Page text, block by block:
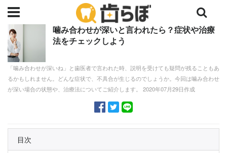
噛み合わせが深いと言われたら？症状や治療
法をチェックしよう
「噛み合わせが深いね」と歯医者で言われた時、説明を受けても疑問が残ることもあ
るかもしれません。どんな症状で、不具合が生じるのでしょうか。今回は噛み合わせ
が深い場合の状態や、治療法についてご紹介します。 2020年07月29日作成
目次